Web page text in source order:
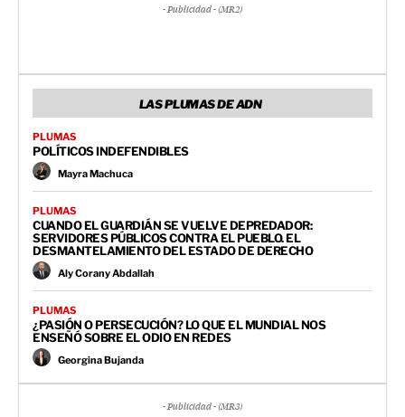
- Publicidad - (MR2)
LAS PLUMAS DE ADN
PLUMAS
POLÍTICOS INDEFENDIBLES
Mayra Machuca
PLUMAS
CUANDO EL GUARDIÁN SE VUELVE DEPREDADOR:
SERVIDORES PÚBLICOS CONTRA EL PUEBLO. EL
DESMANTELAMIENTO DEL ESTADO DE DERECHO
Aly Corany Abdallah
PLUMAS
¿PASIÓN O PERSECUCIÓN? LO QUE EL MUNDIAL NOS
ENSEÑÓ SOBRE EL ODIO EN REDES
Georgina Bujanda
- Publicidad - (MR3)